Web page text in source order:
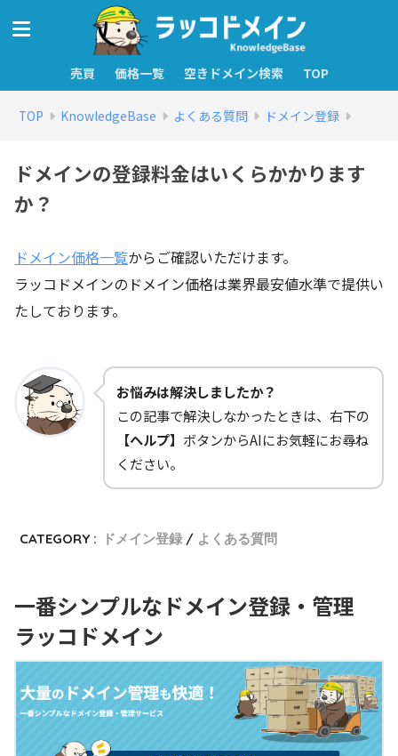
売買 価格一覧 空きドメイン検索 TOP
TOP KnowledgeBase よくある質問 ドメイン登録
ドメインの登録料金はいくらかかります
か？
ドメイン価格一覧からご確認いただけます。
ラッコドメインのドメイン価格は業界最安値水準で提供い
たしております。
お悩みは解決しましたか？
この記事で解決しなかったときは、右下の
【ヘルプ】 ボタンからAIにお気軽にお尋ね
ください。
CATEGORY : ドメイン登録 よくある質問
一番シンプルなドメイン登録・管理
ラッコドメイン